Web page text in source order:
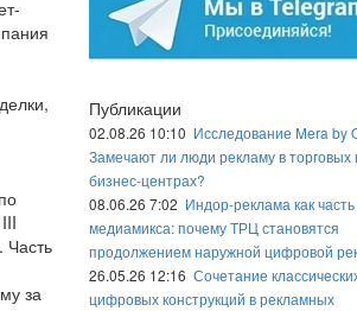
Часть
за
Публикации
02.08.26 10:10 Исследование Mera by
Замечают ли люди рекламу в торговых
бизнес-центрах?
08.06.26 7:02 Индор-реклама как часть
медиамикса: почему ТРЦ становятся
продолжением наружной цифровой
26.05.26 12:16 Сочетание
цифровых конструкций в рекламных